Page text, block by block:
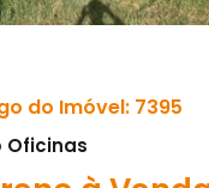
do Imóvel: 7395
Oficinas